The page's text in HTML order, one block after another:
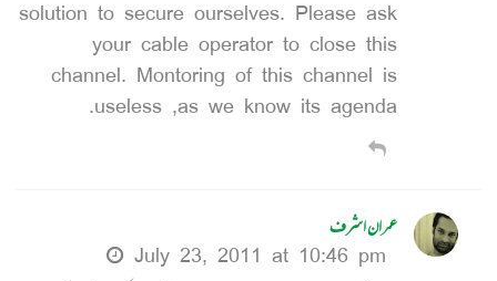
solution to secure ourselves. Please ask
your cable operator to close this
channel. Montoring of this channel is
useless ,as we know its agenda.
عمران اشرف
July 23, 2011 at 10:46 pm